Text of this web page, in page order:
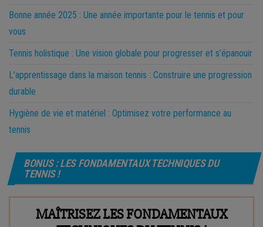
Bonne année 2025 : Une année importante pour le tennis et pour
vous
Tennis holistique : Une vision globale pour progresser et s’épanouir
L’apprentissage dans la maison tennis : Construire une progression
durable
Hygiène de vie et matériel : Optimisez votre performance au
tennis
BONUS : LES FONDAMENTAUX TECHNIQUES DU
TENNIS !